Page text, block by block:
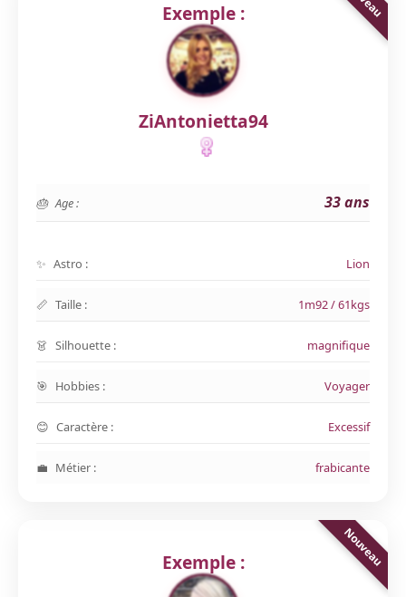
Exemple :
ZiAntonietta94
Age : 33 ans
Astro : Lion
Taille : 1m92 / 61kgs
Silhouette : magnifique
Hobbies : Voyager
Caractère : Excessif
Métier : frabicante
Exemple :